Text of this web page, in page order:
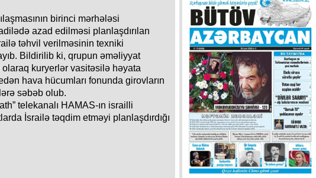
birinci mərhələsi
azad edilməsi planlaşdırılan
təhvil verilməsinin texniki
Bildirilib ki, qrupun əməliyyat
kuryerlər vasitəsilə həyata
hava hücumları fonunda girovların
səbəb olub.
telekanalı HAMAS-ın israilli
İsrailə təqdim etməyi planlaşdırdığı